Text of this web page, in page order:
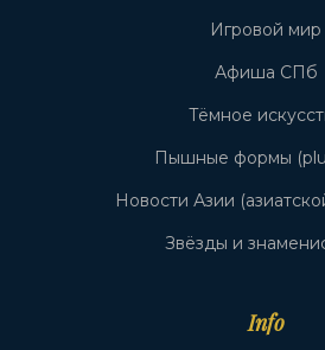
Игровой мир
Афиша СПб
Тёмное
Пышные формы
Новости Азии
Звёзды и
Info